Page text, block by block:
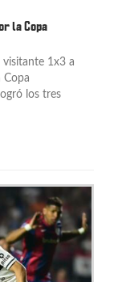
la Copa
1x3 a
Copa
los tres